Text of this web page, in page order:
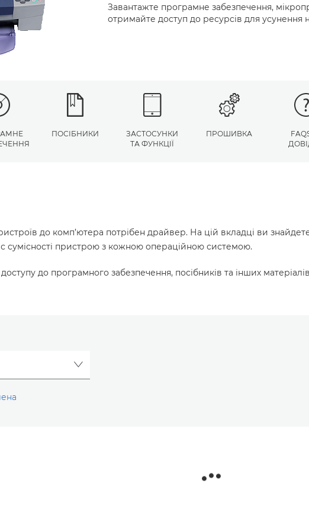
Завантажте програмне забезпечення,
отримайте доступ до ресурсів для
ПОСІБНИКИ
ЗАСТОСУНКИ
ТА ФУНКЦІЇ
ПРОШИВКА
до комп’ютера потрібен драйвер. На цій вкладці ви
сумісності пристрою з кожною операційною системою.
до програмного забезпечення, посібників та інших